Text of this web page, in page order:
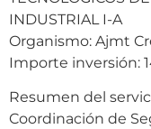
INDUSTRIAL I-A
Organismo: Ajmt
Importe inversión:
Resumen del
Coordinación de